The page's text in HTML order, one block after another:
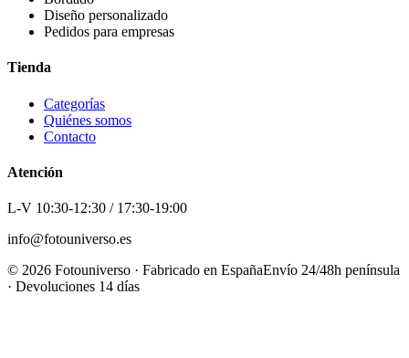
Diseño personalizado
Pedidos para empresas
Tienda
Categorías
Quiénes somos
Contacto
Atención
L-V 10:30-12:30 / 17:30-19:00
info@fotouniverso.es
© 2026 Fotouniverso · Fabricado en EspañaEnvío 24/48h península
· Devoluciones 14 días